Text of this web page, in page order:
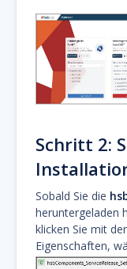
Schritt 2:
Sobald Sie die
heruntergeladen
klicken Sie mit
Eigenschaften,